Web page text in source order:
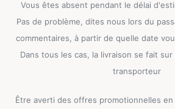
Vous êtes absent pendant le délai
Pas de problème, dites nous lors du
commentaires, à partir de quelle date
Dans tous les cas, la livraison se fait
transporteur
Être averti des offres promotionnelles